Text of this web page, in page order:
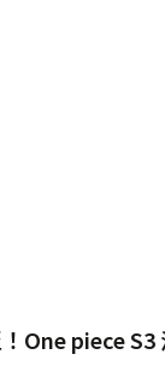
One piece